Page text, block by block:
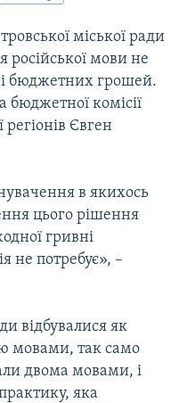
міської ради
російської мови не
бюджетних грошей.
бюджетної комісії
регіонів Євген
в якихось
цього рішення
гривні
не потребує», –
відбувалися як
мовами, так само
двома мовами, і
яка